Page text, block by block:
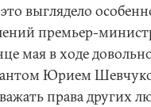
выглядело
премьер-
мая в ходе
Юрием
права других